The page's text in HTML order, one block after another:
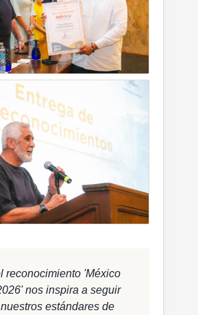
reconocimiento 'México
nos inspira a seguir
estándares de